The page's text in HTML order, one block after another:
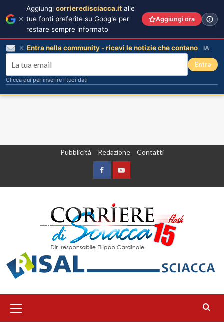
Pubblicità Redazione Contatti
FacebookYountube
principale
Aggiungi corrieredisciacca.it alle
tue fonti preferite su Google per
restare sempre informato
Aggiungi ora
Entra nella community - ricevi le notizie che contano IA
Entra
Clicca qui per inserire i tuoi dati